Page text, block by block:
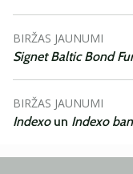
BIRŽAS JAUNUMI
Signet Baltic Bond
BIRŽAS JAUNUMI
Indexoun Indexo